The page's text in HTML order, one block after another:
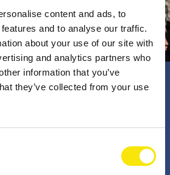
content and ads, to
and to analyse our traffic.
about your use of our site with
and analytics partners who
information that you’ve
they’ve collected from your use
a te, i nostri professionisti